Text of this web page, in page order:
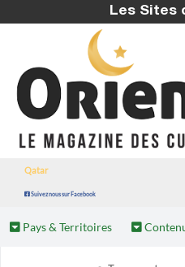
Les Sites
Qatar
Suivez nous sur Facebook
Pays & Territoires